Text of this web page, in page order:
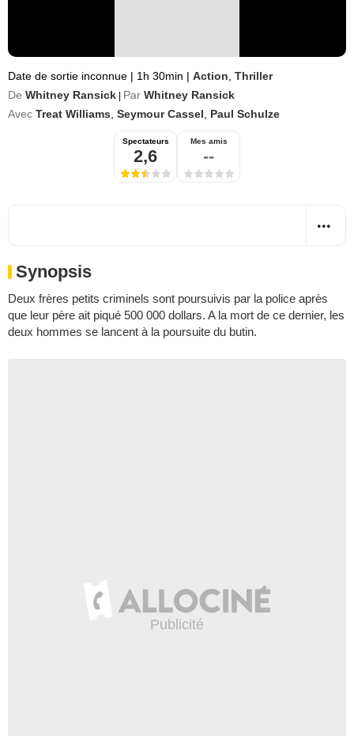
Date de sortie inconnue | 1h 30min | Action Thriller
De Whitney Ransick Par Whitney Ransick
Avec Treat Williams Seymour Cassel Paul Schulze
Spectateurs
2,6
Mes amis
--
Synopsis
Deux frères petits criminels sont poursuivis par la police après
que leur père ait piqué 500 000 dollars. A la mort de ce dernier, les
deux hommes se lancent à la poursuite du butin.